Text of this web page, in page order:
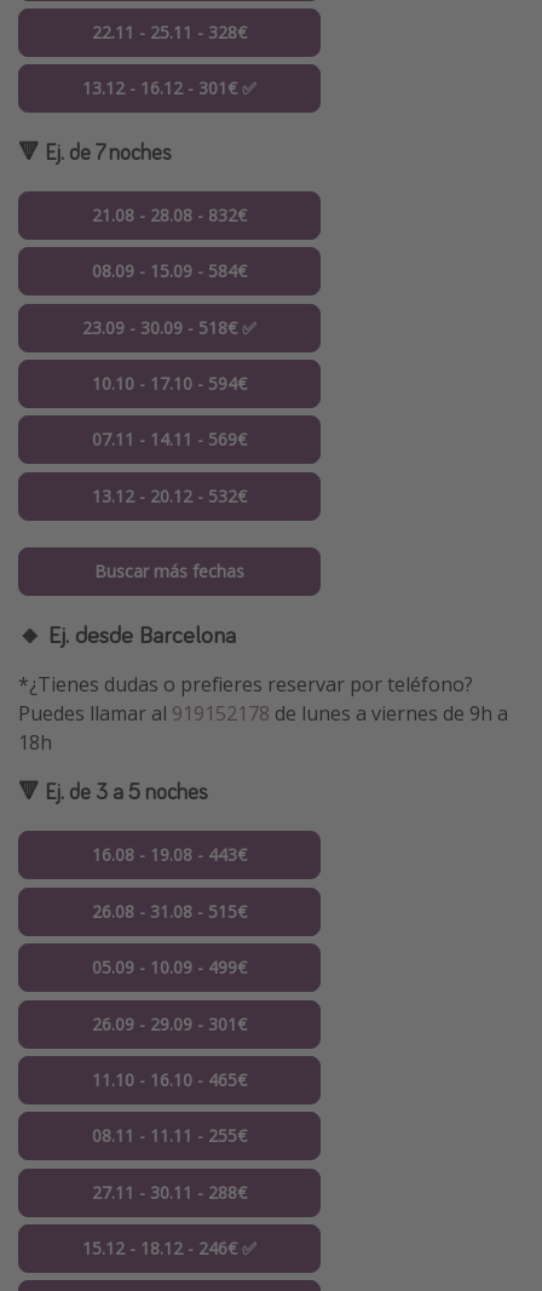
22.11 - 25.11 - 328€
13.12 - 16.12 - 301€ ✅
🔻 Ej. de 7 noches
21.08 - 28.08 - 832€
08.09 - 15.09 - 584€
23.09 - 30.09 - 518€ ✅
10.10 - 17.10 - 594€
07.11 - 14.11 - 569€
13.12 - 20.12 - 532€
Buscar más fechas
🔸 Ej. desde Barcelona
*¿Tienes dudas o prefieres reservar por teléfono?
Puedes llamar al 919152178 de lunes a viernes de 9h a
18h
🔻 Ej. de 3 a 5 noches
16.08 - 19.08 - 443€
26.08 - 31.08 - 515€
05.09 - 10.09 - 499€
26.09 - 29.09 - 301€
11.10 - 16.10 - 465€
08.11 - 11.11 - 255€
27.11 - 30.11 - 288€
15.12 - 18.12 - 246€ ✅